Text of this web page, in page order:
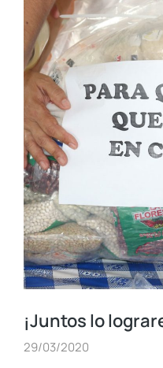
¡Juntos lo
29/03/2020